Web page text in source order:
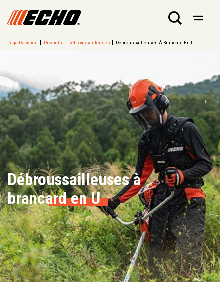
Page D'accueil Produits Débroussailleuses Débroussailleuses À Brancard En U
Débroussailleuses à
brancard en U